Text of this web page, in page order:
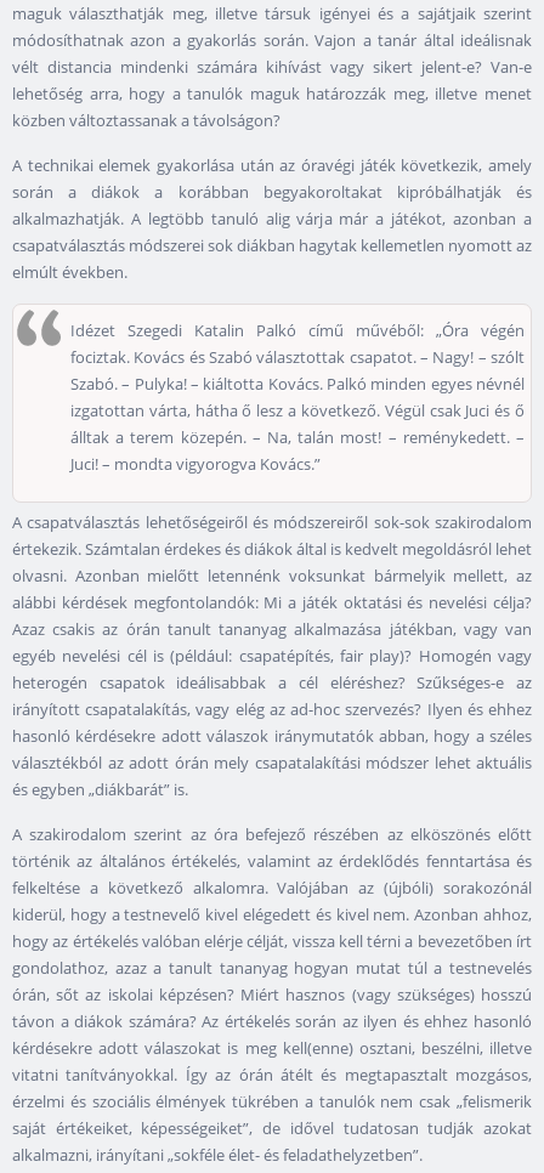
maguk választhatják meg, illetve társuk igényei és a sajátjaik szerint
módosíthatnak azon a gyakorlás során. Vajon a tanár által ideálisnak
vélt distancia mindenki számára kihívást vagy sikert jelent-e? Van-e
lehetőség arra, hogy a tanulók maguk határozzák meg, illetve menet
közben változtassanak a távolságon?
A technikai elemek gyakorlása után az óravégi játék következik, amely
során a diákok a korábban begyakoroltakat kipróbálhatják és
alkalmazhatják. A legtöbb tanuló alig várja már a játékot, azonban a
csapatválasztás módszerei sok diákban hagytak kellemetlen nyomott az
elmúlt években.
Idézet Szegedi Katalin Palkó című művéből: „Óra végén
fociztak. Kovács és Szabó választottak csapatot. – Nagy! – szólt
Szabó. – Pulyka! – kiáltotta Kovács. Palkó minden egyes névnél
izgatottan várta, hátha ő lesz a következő. Végül csak Juci és ő
álltak a terem közepén. – Na, talán most! – reménykedett. –
Juci! – mondta vigyorogva Kovács.”
A csapatválasztás lehetőségeiről és módszereiről sok-sok szakirodalom
értekezik. Számtalan érdekes és diákok által is kedvelt megoldásról lehet
olvasni. Azonban mielőtt letennénk voksunkat bármelyik mellett, az
alábbi kérdések megfontolandók: Mi a játék oktatási és nevelési célja?
Azaz csakis az órán tanult tananyag alkalmazása játékban, vagy van
egyéb nevelési cél is (például: csapatépítés, fair play)? Homogén vagy
heterogén csapatok ideálisabbak a cél eléréshez? Szűkséges-e az
irányított csapatalakítás, vagy elég az ad-hoc szervezés? Ilyen és ehhez
hasonló kérdésekre adott válaszok iránymutatók abban, hogy a széles
választékból az adott órán mely csapatalakítási módszer lehet aktuális
és egyben „diákbarát” is.
A szakirodalom szerint az óra befejező részében az elköszönés előtt
történik az általános értékelés, valamint az érdeklődés fenntartása és
felkeltése a következő alkalomra. Valójában az (újbóli) sorakozónál
kiderül, hogy a testnevelő kivel elégedett és kivel nem. Azonban ahhoz,
hogy az értékelés valóban elérje célját, vissza kell térni a bevezetőben írt
gondolathoz, azaz a tanult tananyag hogyan mutat túl a testnevelés
órán, sőt az iskolai képzésen? Miért hasznos (vagy szükséges) hosszú
távon a diákok számára? Az értékelés során az ilyen és ehhez hasonló
kérdésekre adott válaszokat is meg kell(enne) osztani, beszélni, illetve
vitatni tanítványokkal. Így az órán átélt és megtapasztalt mozgásos,
érzelmi és szociális élmények tükrében a tanulók nem csak „felismerik
saját értékeiket, képességeiket”, de idővel tudatosan tudják azokat
alkalmazni, irányítani „sokféle élet- és feladathelyzetben”.